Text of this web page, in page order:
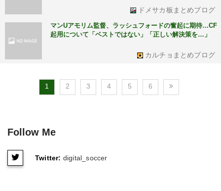
ドメサカ板まとめブログ
マンUアモリム監督、ラッシュフォードの奮起に期待…CF
起用について「ベストではない」「正しい解決策を…」
カルチョまとめブログ
1 2 3 4 5 6
Follow Me
Twitter: digital_soccer